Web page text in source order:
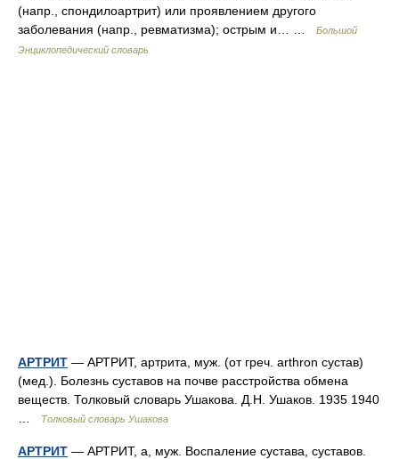
(напр., спондилоартрит) или проявлением другого
заболевания (напр., ревматизма); острым и… …
Большой
Энциклопедический словарь
АРТРИТ — АРТРИТ, артрита, муж. (от греч. arthron сустав)
(мед.). Болезнь суставов на почве расстройства обмена
веществ. Толковый словарь Ушакова. Д.Н. Ушаков. 1935 1940
Толковый словарь Ушакова
АРТРИТ — АРТРИТ, а, муж. Воспаление сустава, суставов.